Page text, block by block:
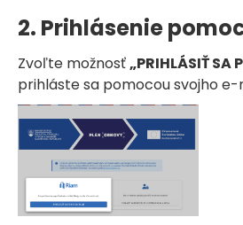
2. Prihlásenie
Zvoľte možnosť „PRIHLÁSIŤ SA
prihláste sa pomocou svojho e-